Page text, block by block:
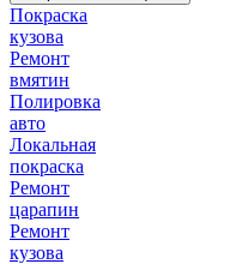
Покраска
кузова
Ремонт
вмятин
Полировка
авто
Локальная
покраска
Ремонт
царапин
Ремонт
кузова